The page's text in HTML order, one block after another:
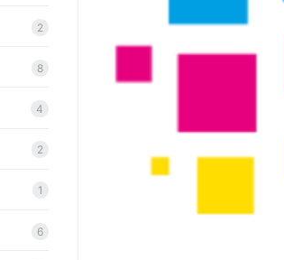
2
8
4
2
1
6